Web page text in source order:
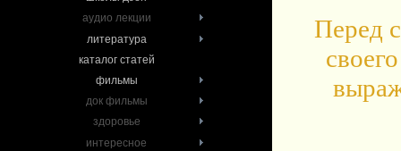
аудио лекции
литература
каталог статей
фильмы
док фильмы
здоровье
интересное
Перед